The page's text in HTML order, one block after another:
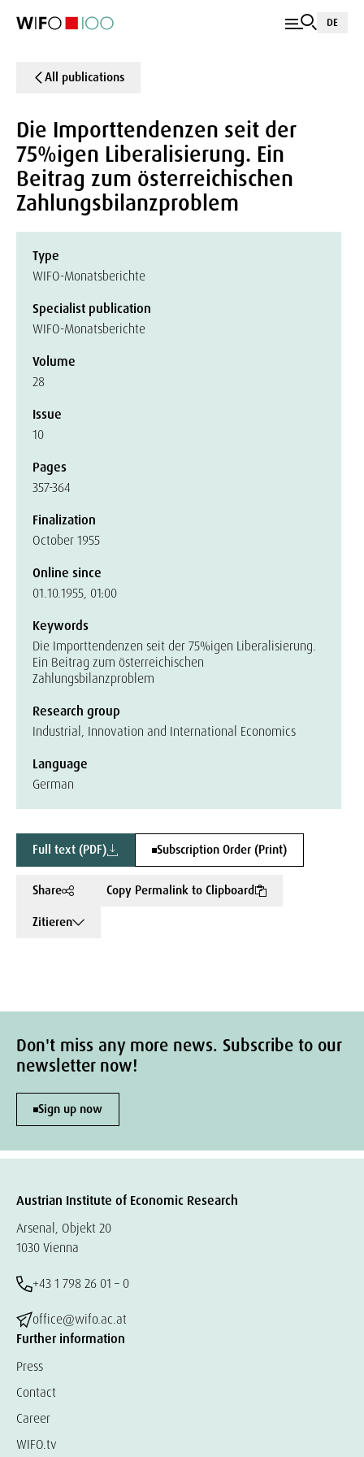
DE
All publications
Die Importtendenzen seit der
75%igen Liberalisierung. Ein
Beitrag zum österreichischen
Zahlungsbilanzproblem
Type
WIFO-Monatsberichte
Specialist publication
WIFO-Monatsberichte
Volume
28
Issue
10
Pages
357-364
Finalization
October 1955
Online since
01.10.1955, 01:00
Keywords
Die Importtendenzen seit der 75%igen Liberalisierung.
Ein Beitrag zum österreichischen
Zahlungsbilanzproblem
Research group
Industrial, Innovation and International Economics
Language
German
Full text (PDF) Subscription Order (Print)
Share
Copy Permalink to Clipboard
Zitieren
Don't miss any more news. Subscribe to our
newsletter now!
Sign up now
Austrian Institute of Economic Research
Arsenal, Objekt 20
1030 Vienna
+43 1 798 26 01 – 0
office@wifo.ac.at
Further information
Press
Contact
Career
WIFO.tv